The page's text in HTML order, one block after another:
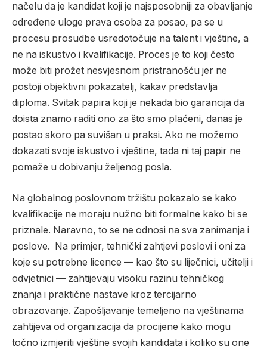
načelu da je kandidat koji je najsposobniji za obavljanje
određene uloge prava osoba za posao, pa se u
procesu prosudbe usredotočuje na talent i vještine, a
ne na iskustvo i kvalifikacije. Proces je to koji često
može biti prožet nesvjesnom pristranošću jer ne
postoji objektivni pokazatelj, kakav predstavlja
diploma. Svitak papira koji je nekada bio garancija da
doista znamo raditi ono za što smo plaćeni, danas je
postao skoro pa suvišan u praksi. Ako ne možemo
dokazati svoje iskustvo i vještine, tada ni taj papir ne
pomaže u dobivanju željenog posla.
Na globalnog poslovnom tržištu pokazalo se kako
kvalifikacije ne moraju nužno biti formalne kako bi se
priznale. Naravno, to se ne odnosi na sva zanimanja i
poslove. Na primjer, tehnički zahtjevi poslovi i oni za
koje su potrebne licence — kao što su liječnici, učitelji i
odvjetnici — zahtijevaju visoku razinu tehničkog
znanja i praktične nastave kroz tercijarno
obrazovanje. Zapošljavanje temeljeno na vještinama
zahtijeva od organizacija da procijene kako mogu
točno izmjeriti vještine svojih kandidata i koliko su one